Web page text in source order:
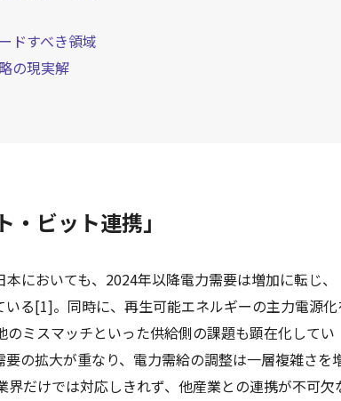
ドすべき領域
の現実解
ビット連携」
においても、2024年以降電力需要は増加に転じ、
る[1]。同時に、再生可能エネルギーの主力電源化
ミスマッチといった供給側の課題も顕在化してい
の拡大が重なり、電力需給の調整は一層複雑さを
だけでは対応しきれず、他産業との連携が不可欠